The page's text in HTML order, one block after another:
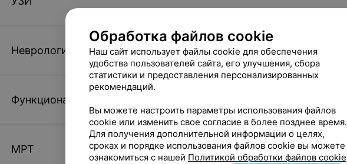
Неврология
Функциональная диагностика
МРТ
Обработка файлов cookie
Наш сайт использует файлы cookie для обеспечения
удобства пользователей сайта, его улучшения, сбора
статистики и предоставления персонализированных
рекомендаций.
Вы можете настроить параметры использования файлов
cookie или изменить свое согласие в более позднее время.
Для получения дополнительной информации о целях,
сроках и порядке использования файлов cookie вы можете
ознакомиться с нашей Политикой обработки файлов cookie